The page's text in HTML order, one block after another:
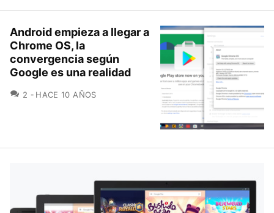
Android empieza a llegar a
Chrome OS, la
convergencia según
Google es una realidad
2 COMENTARIOS
HACE 10 AÑOS